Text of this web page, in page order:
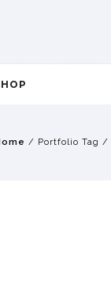
/ Portfolio Tag /